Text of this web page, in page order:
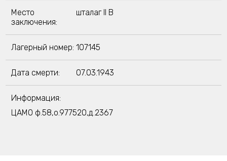
Место
заключения:
шталаг II B
Лагерный номер: 107145
Дата смерти: 07.03.1943
Информация:
ЦАМО ф.58,о.977520,д.2367